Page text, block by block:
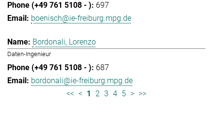
697
boenisch@ie-freiburg.mpg.de
Bordonali, Lorenzo
Daten-Ingenieur
687
bordonali@ie-freiburg.mpg.de
<< < 1 2 3 4 5 > >>